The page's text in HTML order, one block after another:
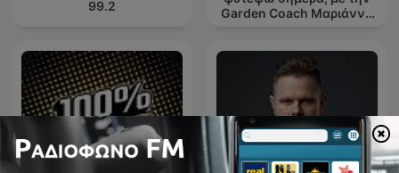
99.2
Garden Coach Μαριάννα